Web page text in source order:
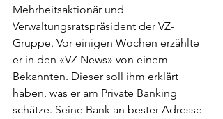
Mehrheitsaktionär und
Verwaltungsratspräsident der VZ-
Gruppe. Vor einigen Wochen erzählte
er in den «VZ News» von einem
Bekannten. Dieser soll ihm erklärt
haben, was er am Private Banking
schätze. Seine Bank an bester Adresse